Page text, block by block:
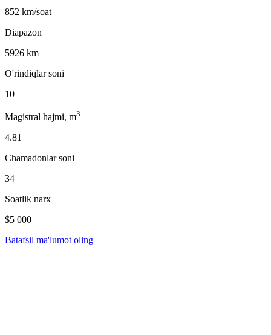
852 km/soat
Diapazon
5926 km
O'rindiqlar soni
10
Magistral hajmi, m3
4.81
Chamadonlar soni
34
Soatlik narx
$5 000
Batafsil ma'lumot oling